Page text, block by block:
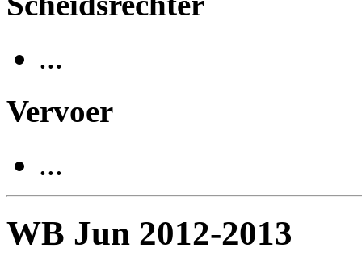
...
Vervoer
...
WB Jun 2012-2013